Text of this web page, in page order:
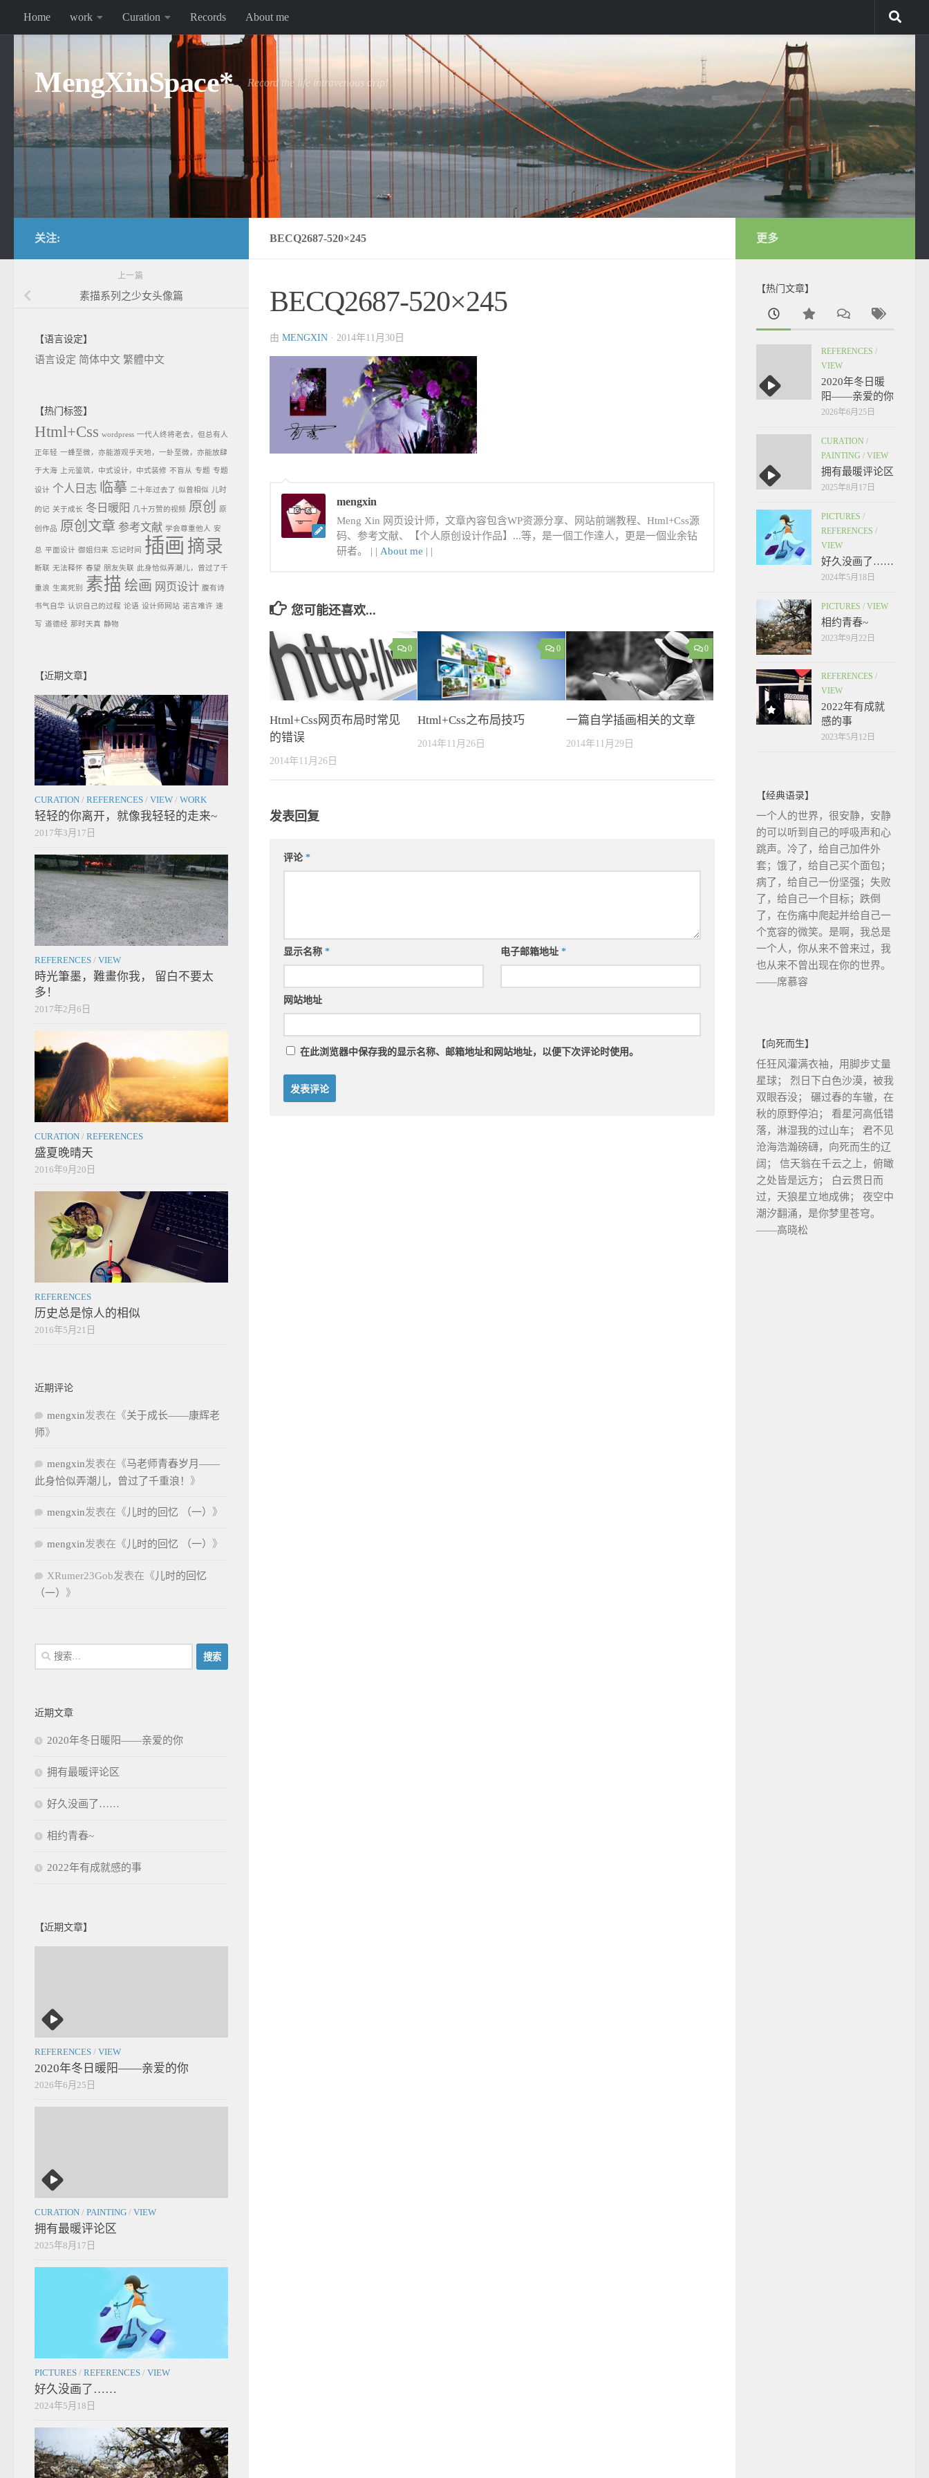
跳至内容
Home work Curation Records About me
MengXinSpace* Record the life intravenous drip!
BECQ2687-520×245
BECQ2687-520×245
由 MENGXIN · 2014年11月30日
mengxin
Meng Xin 网页设计师，文章內容包含WP资源分享、网站前端教程、Html+Css源
码、参考文献、【个人原创设计作品】...等，是一個工作達人，更是一個业余钻
研者。 | | About me | |
您可能还喜欢...
0
Html+Css网页布局时常见
的错误
2014年11月26日
0
Html+Css之布局技巧
2014年11月26日
0
一篇自学插画相关的文章
2014年11月29日
发表回复
评论 *
显示名称 * 电子邮箱地址*
网站地址
在此浏览器中保存我的显示名称、邮箱地址和网站地址，以便下次评论时使用。
关注:
上一篇
素描系列之少女头像篇
【语言设定】
语言设定 简体中文 繁體中文
【热门标签】
Html+Css wordpress 一代人终将老去，但总有人
正年轻 一蜂至微，亦能游观乎天地，一虲至微，亦能放肆
于大海 上元鉴筑，中式设计，中式装修 不盲从 专题 专题
设计 个人日志 临摹 二十年过去了 似曾相似 儿时
的记 关于成长 冬日暖阳 几十万赞的视频 原创 原
创作品 原创文章 参考文献 学会尊重他人 安
总 平面设计 御姐归来 忘记时间 插画 摘录
断联 无法释怀 春望 朋友失联 此身恰似弄潮儿，曾过了千
重浪 生离死别 素描 绘画 网页设计 腹有诗
书气自华 认识自己的过程 论语 设计师网站 诺言难许 速
写 道德经 那时天真 静物
【近期文章】
CURATION / REFERENCES / VIEW / WORK
轻轻的你离开，就像我轻轻的走来~
2017年3月17日
REFERENCES / VIEW
時光筆墨，難畫你我， 留白不要太
多！
2017年2月6日
CURATION / REFERENCES
盛夏晚晴天
2016年9月20日
REFERENCES
历史总是惊人的相似
2016年5月21日
近期评论
mengxin发表在《关于成长——康辉老
师》
mengxin发表在《马老师青春岁月——
此身恰似弄潮儿，曾过了千重浪！ 》
mengxin发表在《儿时的回忆 （一） 》
mengxin发表在《儿时的回忆 （一） 》
XRumer23Gob发表在《儿时的回忆
（一） 》
搜
索：
近期文章
2020年冬日暖阳——亲爱的你
拥有最暖评论区
好久没画了……
相约青春~
2022年有成就感的事
【近期文章】
REFERENCES / VIEW
2020年冬日暖阳——亲爱的你
2026年6月25日
CURATION / PAINTING / VIEW
拥有最暖评论区
2025年8月17日
PICTURES / REFERENCES / VIEW
好久没画了……
2024年5月18日
更多
【热门文章】
REFERENCES /
VIEW
2020年冬日暖
阳——亲爱的你
2026年6月25日
CURATION /
PAINTING / VIEW
拥有最暖评论区
2025年8月17日
PICTURES /
REFERENCES /
VIEW
好久没画了……
2024年5月18日
PICTURES / VIEW
相约青春~
2023年9月22日
REFERENCES /
VIEW
2022年有成就
感的事
2023年5月12日
【经典语录】
一个人的世界，很安静，安静
的可以听到自己的呼吸声和心
跳声。冷了，给自己加件外
套；饿了，给自己买个面包；
病了，给自己一份坚强；失败
了，给自己一个目标；跌倒
了，在伤痛中爬起并给自己一
个宽容的微笑。是啊，我总是
一个人，你从来不曾来过，我
也从来不曾出现在你的世界。
——席慕容
【向死而生】
任狂风灌满衣袖，用脚步丈量
星球； 烈日下白色沙漠，被我
双眼吞没； 碾过春的车辙，在
秋的原野停泊； 看星河高低错
落，淋湿我的过山车； 君不见
沧海浩瀚磅礴，向死而生的辽
阔； 信天翁在千云之上，俯瞰
之处皆是远方； 白云贯日而
过，天狼星立地成佛； 夜空中
潮汐翻涌，是你梦里苍穹。
——高晓松